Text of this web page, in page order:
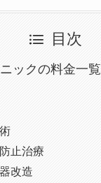
目次
ックの料金一覧
止治療
改造